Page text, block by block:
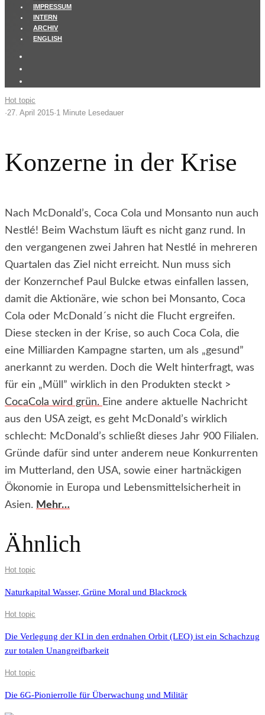
IMPRESSUM
INTERN
ARCHIV
ENGLISH
Hot topic
·27. April 2015·1 Minute Lesedauer
Konzerne in der Krise
Nach McDonald’s, Coca Cola und Monsanto nun auch
Nestlé! Beim Wachstum läuft es nicht ganz rund. In
den vergangenen zwei Jahren hat Nestlé in mehreren
Quartalen das Ziel nicht erreicht. Nun muss sich
der Konzernchef Paul Bulcke etwas einfallen lassen,
damit die Aktionäre, wie schon bei Monsanto, Coca
Cola oder McDonald´s nicht die Flucht ergreifen.
Diese stecken in der Krise, so auch Coca Cola, die
eine Milliarden Kampagne starten, um als „gesund”
anerkannt zu werden. Doch die Welt hinterfragt, was
für ein „Müll” wirklich in den Produkten steckt >
CocaCola wird grün. Eine andere aktuelle Nachricht
aus den USA zeigt, es geht McDonald’s wirklich
schlecht: McDonald’s schließt dieses Jahr 900 Filialen.
Gründe dafür sind unter anderem neue Konkurrenten
im Mutterland, den USA, sowie einer hartnäckigen
Ökonomie in Europa und Lebensmittelsicherheit in
Asien. Mehr…
Ähnlich
Hot topic
Naturkapital Wasser, Grüne Moral und Blackrock
Hot topic
Die Verlegung der KI in den erdnahen Orbit (LEO) ist ein Schachzug
zur totalen Unangreifbarkeit
Hot topic
Die 6G-Pionierrolle für Überwachung und Militär